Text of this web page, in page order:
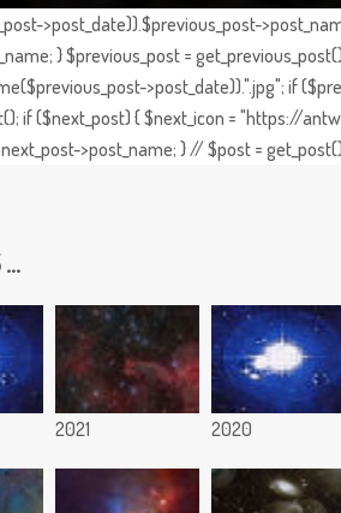
>post_date)).$previous_post-
} $previous_post =
>post_date)).".jpg"; if
if ($next_post) { $next_icon = "https://
>post_name; } // $post =
2021 2020